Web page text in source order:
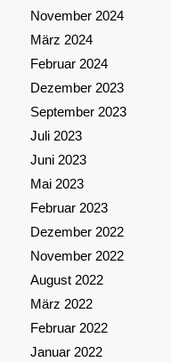
November 2024
März 2024
Februar 2024
Dezember 2023
September 2023
Juli 2023
Juni 2023
Mai 2023
Februar 2023
Dezember 2022
November 2022
August 2022
März 2022
Februar 2022
Januar 2022